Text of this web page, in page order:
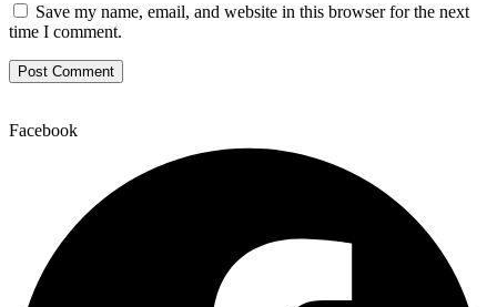
Save my name, email, and website in this browser for the next
time I comment.
Facebook